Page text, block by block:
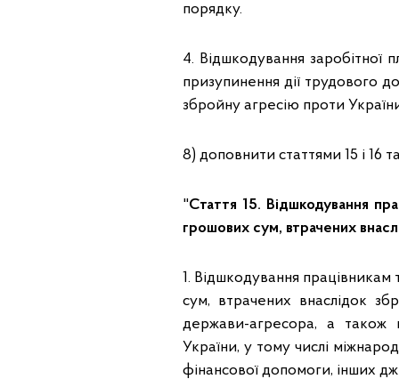
порядку.
4. Відшкодування заробітної
призупинення дії трудового
збройну агресію проти
8) доповнити статтями 15 і 16
"Стаття 15. Відшкодування
грошових сум, втрачених
1. Відшкодування
сум, втрачених внаслідок
держави-агресора, а також
України, у тому числі
фінансової допомоги, інших